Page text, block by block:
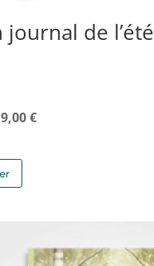
journal de l’été
Le
initial
était :
9,00€Le